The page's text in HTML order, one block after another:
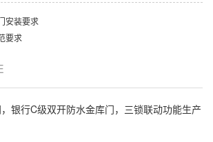
安装要求
要求
银行C级双开防水金库门，三锁联动功能生产